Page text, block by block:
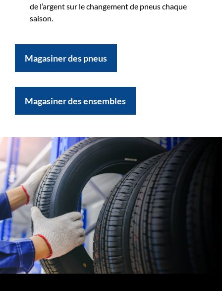
de l’argent sur le changement de pneus chaque
saison.
Magasiner des pneus
Magasiner des ensembles